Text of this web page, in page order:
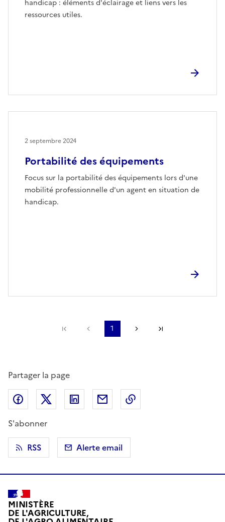
handicap : éléments d'éclairage et liens vers les
ressources utiles.
Portabilité des équipements
Focus sur la portabilité des équipements lors d'une
mobilité professionnelle d'un agent en situation de
handicap.
2 septembre 2024
Première pagePage précédente
1 Page suivante
Partager la page
Partager sur Facebook
Partager sur X (anciennement Twitter)
Partager sur LinkedIn
Partager par email
S'abonner
RSS
Alerte email
MINISTÈRE
DE L'AGRICULTURE,